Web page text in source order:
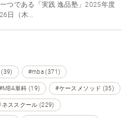
つである「実践 逸品塾」2025年度
日（木...
#mba (371)
単科 (19) #ケースメソッド (35)
ネススクール (229)